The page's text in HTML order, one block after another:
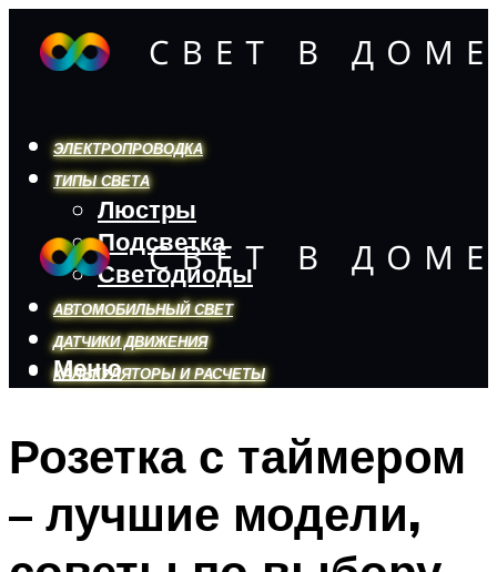
ЭЛЕКТРОПРОВОДКА
ТИПЫ СВЕТА
Люстры
Подсветка
Светодиоды
АВТОМОБИЛЬНЫЙ СВЕТ
ДАТЧИКИ ДВИЖЕНИЯ
КАЛЬКУЛЯТОРЫ И РАСЧЕТЫ
Меню
Меню
Розетка с таймером
– лучшие модели,